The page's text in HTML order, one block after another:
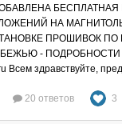
НА
ПРОШИВОК ПО
- ПОДРОБНОСТИ
Всем здравствуйте,
20 ответов 3